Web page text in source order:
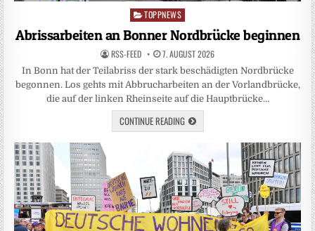
Posted
in
TOPPNEWS
Abrissarbeiten an Bonner Nordbrücke beginnen
RSS-FEED 7. AUGUST 2026
In Bonn hat der Teilabriss der stark beschädigten Nordbrücke
begonnen. Los gehts mit Abbrucharbeiten an der Vorlandbrücke,
die auf der linken Rheinseite auf die Hauptbrücke…
CONTINUE READING